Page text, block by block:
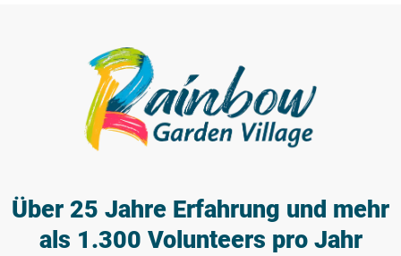
Über 25 Jahre Erfahrung und mehr
als 1.300 Volunteers pro Jahr